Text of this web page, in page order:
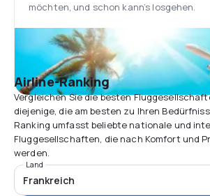
möchten, und schon kann’s losgehen.
Airline-Ranking
Vergleichen Sie die besten
diejenige, die am besten zu Ihren
Ranking umfasst beliebte nationale und
Fluggesellschaften, die nach Komfort und
werden.
Land
Frankreich